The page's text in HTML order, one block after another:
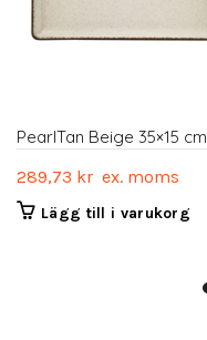
PearlTan Beige 35×15 cm
289,73 kr ex. moms
Lägg till i varukorg